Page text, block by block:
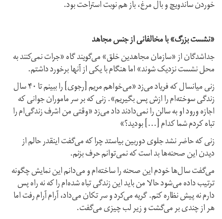
خوردن ساندویچ و بال مرغ، باز هم نوبت استراحت بود.
«نشست بزرگ» با مخالفانی از جنس مجاهد
جداشدگان از «سازمان مجاهدین خلق» می‌گویند گاه «جرات نمی‌کنند به
محل نشست نزدیک شوند» اما هنگام با یکی از آنها برخورد داشتم.
زنی میانسال که فریاد می‌زد «می‌خواهم مریم [رجوی] را ببینم تا ۴۰ سال
زندگی سوخته‌ام را ازش پس بگیریم». زنی که بر سر ماموران جوانی که
اجازه ورود او به سالن را نمی‌دادند داد می‌زد «وقتی من اشرف زندگی‌ام را
تباه کردم شما کدام [...] بودید؟»
زنی که حاضر نشد جلوی دوربین بیاستد چرا که می‌گفت اینقدر حالم از
دیدن این صحنه‌ها بد است که نمی‌توانم حرف بزنم.
می‌گفت سال‌ها خودم این صحنه‌ را ساخته‌ام و می‌دانم این نمایش چگونه
ترتیب داده می‌شود حالا من باید این زندگی تباه شده‌ام را که نه راه پس
دارم نه پیش نظاره کنم. گریه می‌کرد و سر تکان می‌داد، آرام آرام رفت اما
هر از چندی بر می‌گشت و زیر لب چیزی می‌گفت.